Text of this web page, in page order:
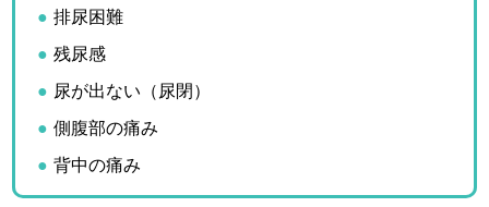
排尿困難
残尿感
尿が出ない（尿閉）
側腹部の痛み
背中の痛み